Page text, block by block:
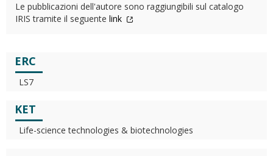
Le pubblicazioni dell'autore sono raggiungibili sul catalogo
IRIS tramite il seguente link
ERC
LS7
KET
Life-science technologies & biotechnologies